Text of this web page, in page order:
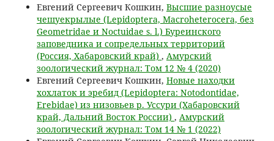
Евгений Сергеевич Кошкин, Высшие разноусые
чешуекрылые (Lepidoptera, Macroheterocera, без
Geometridae и Noctuidae s. l.) Буреинского
заповедника и сопредельных территорий
(Россия, Хабаровский край) , Амурский
зоологический журнал: Том 12 № 4 (2020)
Евгений Сергеевич Кошкин, Новые находки
хохлаток и эребид (Lepidoptera: Notodontidae,
Erebidae) из низовьев р. Уссури (Хабаровский
край, Дальний Восток России) , Амурский
зоологический журнал: Том 14 № 1 (2022)